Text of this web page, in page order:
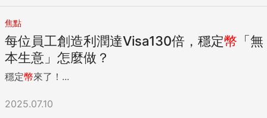
焦點
每位員工創造利潤達Visa130倍，穩定幣 「無
本生意」怎麼做？
穩定幣來了！...
2025.07.10